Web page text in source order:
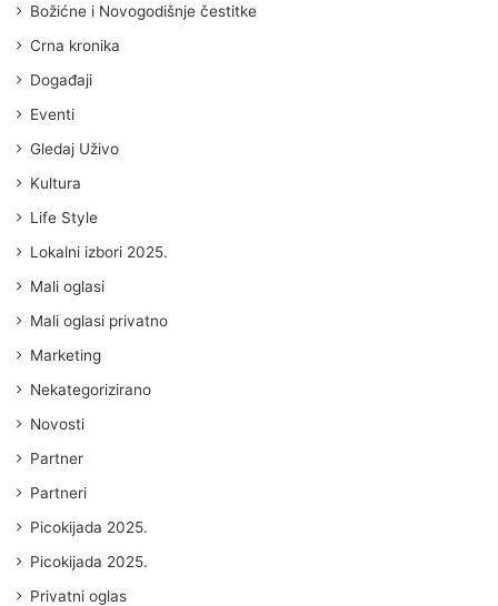
Božićne i Novogodišnje čestitke
Crna kronika
Događaji
Eventi
Gledaj Uživo
Kultura
Life Style
Lokalni izbori 2025.
Mali oglasi
Mali oglasi privatno
Marketing
Nekategorizirano
Novosti
Partner
Partneri
Picokijada 2025.
Picokijada 2025.
Privatni oglas